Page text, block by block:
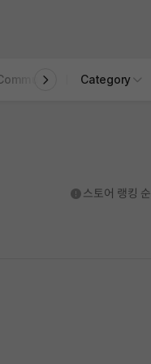
STOVE INDIE
Category
도움말
스토어 랭킹 순